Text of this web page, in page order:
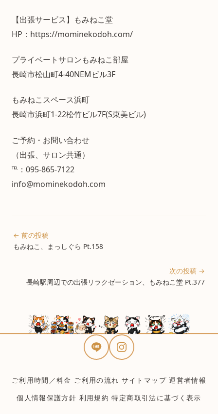
【出張サービス】もみねこ堂
HP：https://mominekodoh.com/
プライベートサロンもみねこ部屋
長崎市松山町4-40NEMビル3F
もみねこスペース浜町
長崎市浜町1-22松竹ビル7F(S東美ビル)
ご予約・お問い合わせ
（出張、サロン共通）
℡：095-865-7122
info@mominekodoh.com
← 前の投稿
もみねこ、まっしぐら Pt.158
次の投稿 →
長崎駅周辺での出張リラクゼーション、もみねこ堂 Pt.377
ご利用時間／料金 ご利用の流れ サイトマップ 運営者情報
個人情報保護方針 利用規約 特定商取引法に基づく表示